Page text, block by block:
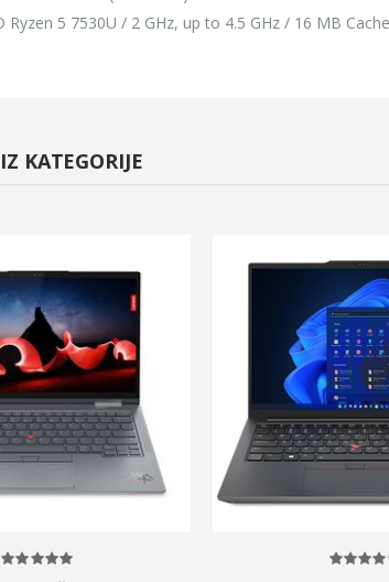
Ryzen 5 7530U / 2 GHz, up to 4.5 GHz / 16 MB Cache
KATEGORIJE